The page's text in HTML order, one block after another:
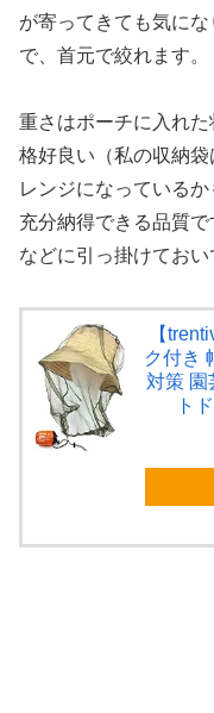
が寄ってきても気に
で、首元で絞れます。
重さはポーチに入れ
格好良い（私の収納
レンジになっている
充分納得できる品質
などに引っ掛けておい
【
ク付き
対策 園
ト